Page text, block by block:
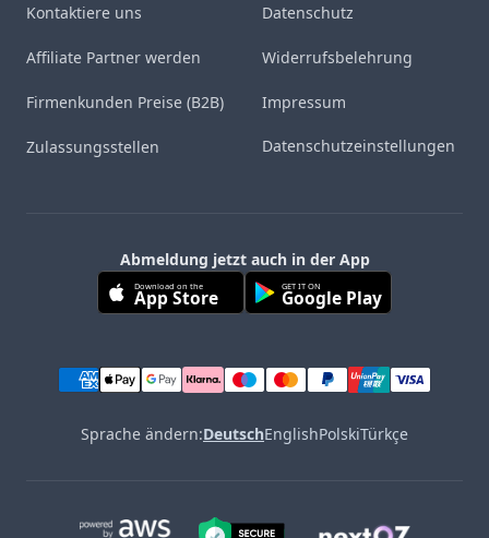
Kontaktiere uns
Affiliate Partner werden
Firmenkunden Preise (B2B)
Zulassungsstellen
Datenschutz
Widerrufsbelehrung
Impressum
Datenschutzeinstellungen
Abmeldung jetzt auch in der App
Download on the
App Store GET IT ON
Google Play
Sprache ändern:DeutschEnglishPolskiTürkçe